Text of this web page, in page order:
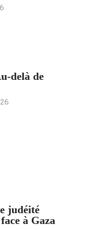
delà de
judéité
à Gaza